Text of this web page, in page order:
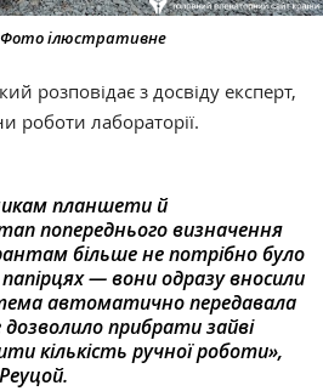
Фото ілюстративне
розповідає з досвіду експерт,
роботи лабораторії.
планшети й
попереднього визначення
більше не потрібно було
— вони одразу вносили
автоматично передавала
прибрати зайві
кількість ручної роботи»,